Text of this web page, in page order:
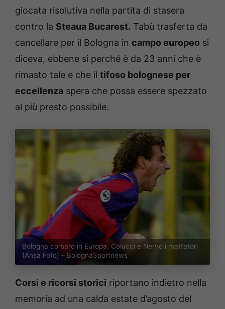
giocata risolutiva nella partita di stasera
contro la Steaua Bucarest. Tabù trasferta da
cancellare per il Bologna in campo europeo si
diceva, ebbene si perché è da 23 anni che è
rimasto tale e che il tifoso bolognese per
eccellenza spera che possa essere spezzato
al più presto possibile.
Bologna corsaro in Europa: Colucci e Nervo i mattatori
(Ansa Foto) – BolognaSportnews
Corsi e ricorsi storici riportano indietro nella
memoria ad una calda estate d’agosto del